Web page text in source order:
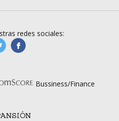
redes sociales:
manufacturaGE
Bussiness/Finance